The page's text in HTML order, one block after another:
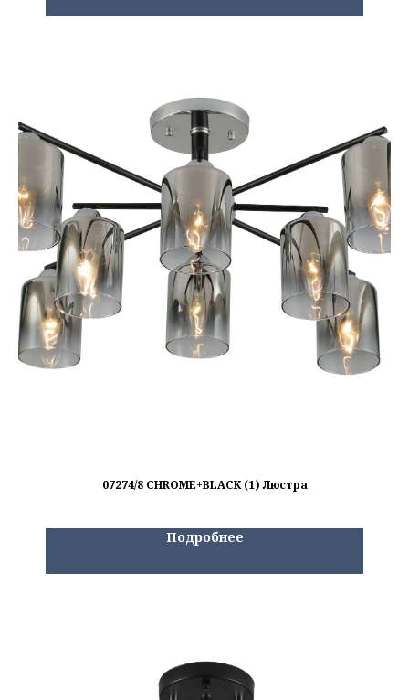
07274/8 CHROME+BLACK (1) Люстра
Подробнее